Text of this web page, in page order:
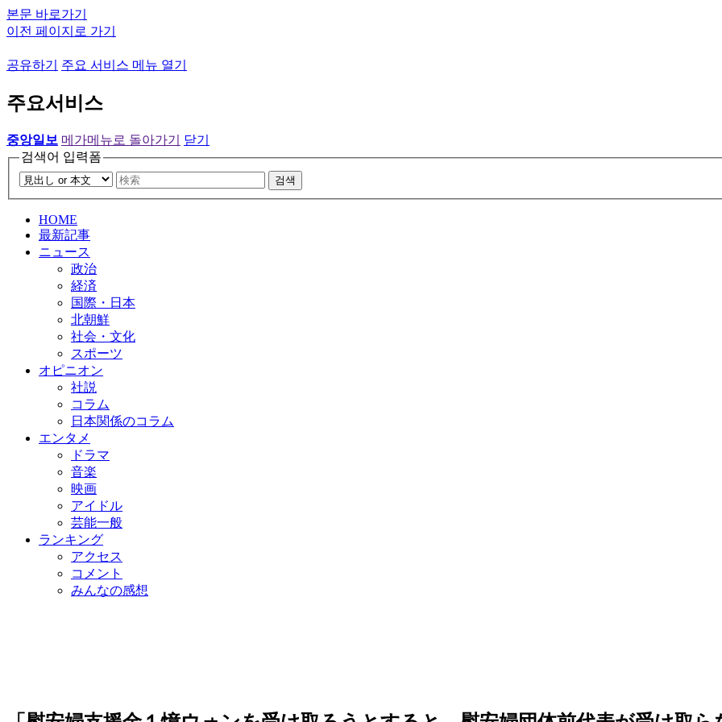
본문 바로가기
이전 페이지로 가기
공유하기 주요 서비스 메뉴 열기
주요서비스
중앙일보 메가메뉴로 돌아가기
닫기
검색어 입력폼
검색
HOME
最新記事
ニュース
政治
経済
国際・日本
北朝鮮
社会・文化
スポーツ
オピニオン
社説
コラム
日本関係のコラム
エンタメ
ドラマ
音楽
映画
アイドル
芸能一般
ランキング
アクセス
コメント
みんなの感想